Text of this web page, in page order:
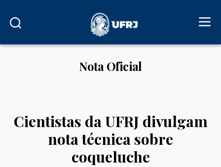
Nota Oficial
Cientistas da UFRJ divulgam
nota técnica sobre
coqueluche